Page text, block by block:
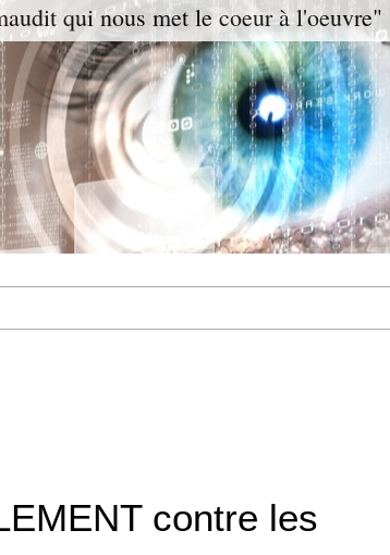
qui nous met le coeur à l'oeuvre"
contre les